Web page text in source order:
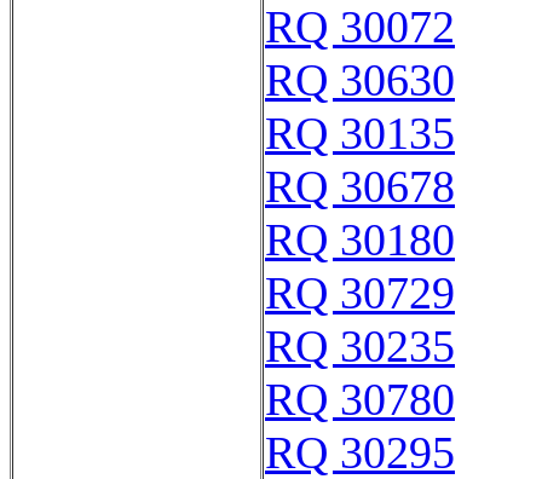
RQ 30072
RQ 30630
RQ 30135
RQ 30678
RQ 30180
RQ 30729
RQ 30235
RQ 30780
RQ 30295